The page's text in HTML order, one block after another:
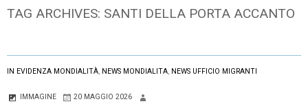
TAG ARCHIVES: SANTI DELLA PORTA ACCANTO
IN EVIDENZA MONDIALITÀ NEWS MONDIALITA NEWS UFFICIO MIGRANTI
IMMAGINE 20 MAGGIO 2026